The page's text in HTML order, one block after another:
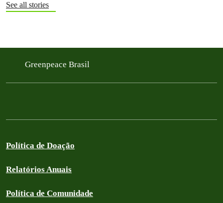
See all stories
Greenpeace Brasil
Política de Doação
Relatórios Anuais
Política de Comunidade